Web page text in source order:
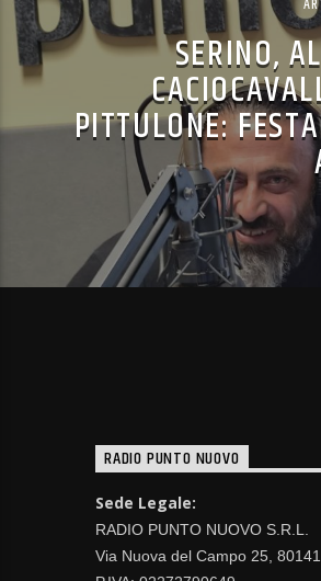
SERINO,
PITTULONE:
RADIO PUNTO NUOVO
Sede Legale:
RADIO PUNTO NUOVO S.R.L.
Via Nuova del Campo 25, 80141